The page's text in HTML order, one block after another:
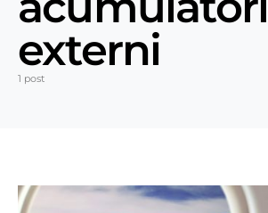
externi
1 post